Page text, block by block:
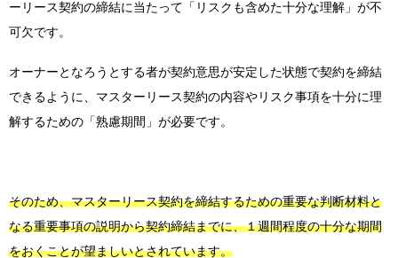
ーリース契約の締結に当たって「リスクも含めた十分な理解」が不
可欠です。
オーナーとなろうとする者が契約意思が安定した状態で契約を締結
できるように、マスターリース契約の内容やリスク事項を十分に理
解するための「熟慮期間」が必要です。
そのため、マスターリース契約を締結するための重要な判断材料と
なる重要事項の説明から契約締結までに、１週間程度の十分な期間
をおくことが望ましいとされています。